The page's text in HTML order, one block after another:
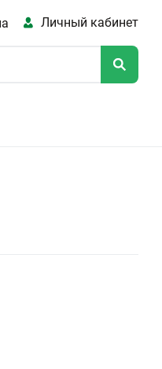
Личный кабинет